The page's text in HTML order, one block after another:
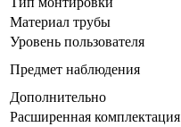
Материал трубы
Уровень пользователя
Предмет наблюдения
Дополнительно
Расширенная комплектация